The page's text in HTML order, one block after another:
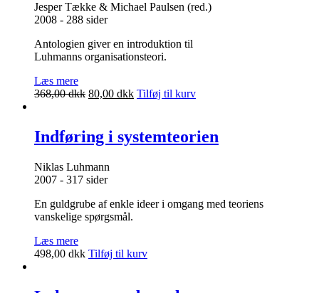
Jesper Tække & Michael Paulsen (red.)
2008 - 288 sider
Antologien giver en introduktion til
Luhmanns organisationsteori.
Læs mere
368,00dkk Den
var:
368,00 dkk.
80,00 dkkDen
er:
80,00 dkk.
Tilføj til kurv
Indføring i systemteorien
Niklas Luhmann
2007 - 317 sider
En guldgrube af enkle ideer i omgang med teoriens
vanskelige spørgsmål.
Læs mere
498,00 dkk Tilføj til kurv